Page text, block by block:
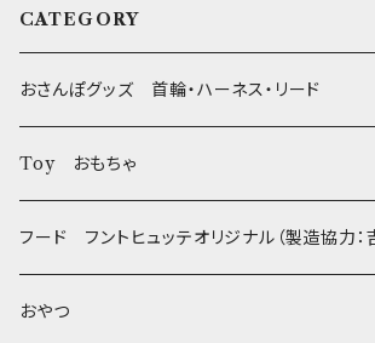
CATEGORY
おさんぽグッズ 首輪・ハーネス・リード
フントヒュッテオリジナル Gold
Sサイズ(テープ幅1.5cm) _ 首輪&リードセット
Sサイズ(テープ幅1.5cm) _ ハーネス&リードセット
フントヒュッテオリジナル Silver(販売終了)
Collar & Leash - XS（超小型犬・幼犬用）
フントヒュッテオリジナル Woven
Toy おもちゃ
たまごちゃん
BESTEVER / ベストエバー
フード フントヒュッテオリジナル（製造協力：
おやつ